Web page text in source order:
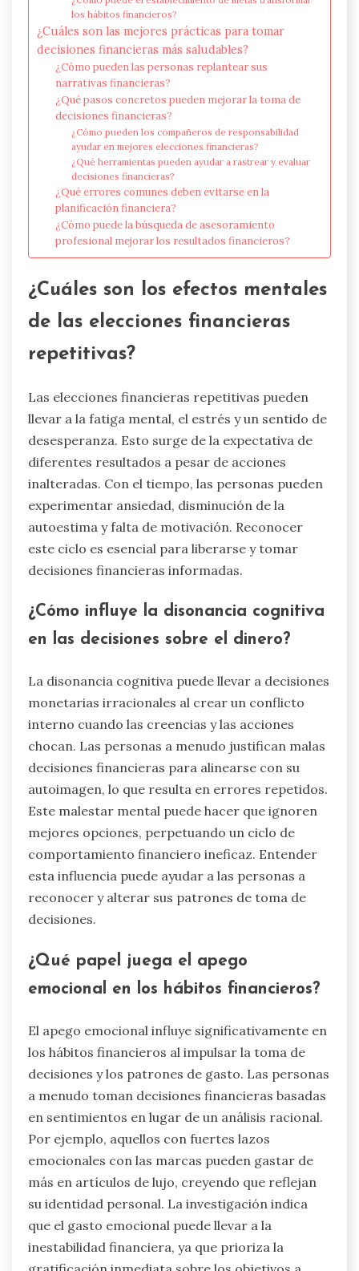
los hábitos financieros?
¿Cuáles son las mejores prácticas para tomar
decisiones financieras más saludables?
¿Cómo pueden las personas replantear sus
narrativas financieras?
¿Qué pasos concretos pueden mejorar la toma de
decisiones financieras?
¿Cómo pueden los compañeros de responsabilidad
ayudar en mejores elecciones financieras?
¿Qué herramientas pueden ayudar a rastrear y evaluar
decisiones financieras?
¿Qué errores comunes deben evitarse en la
planificación financiera?
¿Cómo puede la búsqueda de asesoramiento
profesional mejorar los resultados financieros?
¿Cuáles son los efectos mentales
de las elecciones financieras
repetitivas?
Las elecciones financieras repetitivas pueden
llevar a la fatiga mental, el estrés y un sentido de
desesperanza. Esto surge de la expectativa de
diferentes resultados a pesar de acciones
inalteradas. Con el tiempo, las personas pueden
experimentar ansiedad, disminución de la
autoestima y falta de motivación. Reconocer
este ciclo es esencial para liberarse y tomar
decisiones financieras informadas.
¿Cómo influye la disonancia cognitiva
en las decisiones sobre el dinero?
La disonancia cognitiva puede llevar a decisiones
monetarias irracionales al crear un conflicto
interno cuando las creencias y las acciones
chocan. Las personas a menudo justifican malas
decisiones financieras para alinearse con su
autoimagen, lo que resulta en errores repetidos.
Este malestar mental puede hacer que ignoren
mejores opciones, perpetuando un ciclo de
comportamiento financiero ineficaz. Entender
esta influencia puede ayudar a las personas a
reconocer y alterar sus patrones de toma de
decisiones.
¿Qué papel juega el apego
emocional en los hábitos financieros?
El apego emocional influye significativamente en
los hábitos financieros al impulsar la toma de
decisiones y los patrones de gasto. Las personas
a menudo toman decisiones financieras basadas
en sentimientos en lugar de un análisis racional.
Por ejemplo, aquellos con fuertes lazos
emocionales con las marcas pueden gastar de
más en artículos de lujo, creyendo que reflejan
su identidad personal. La investigación indica
que el gasto emocional puede llevar a la
inestabilidad financiera, ya que prioriza la